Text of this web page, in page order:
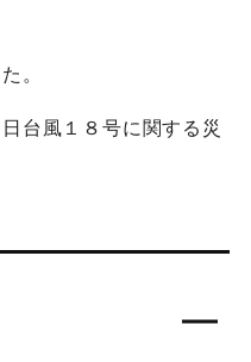
。
台風１８号に関する災